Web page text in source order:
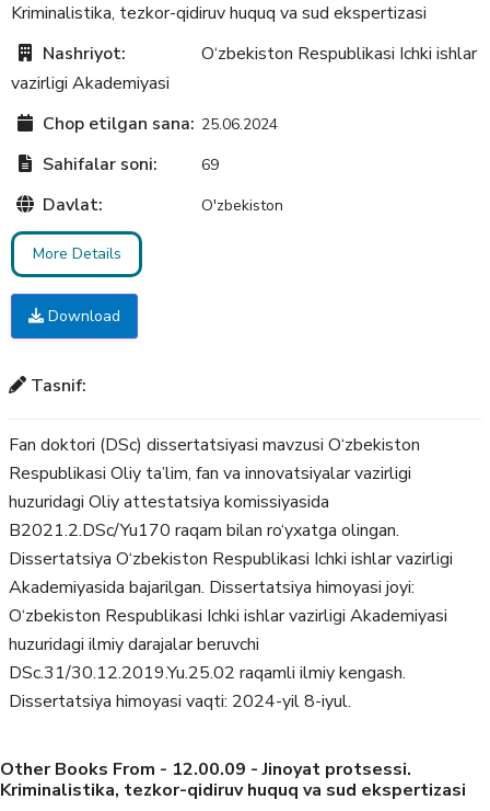
Kriminalistika, tezkor-qidiruv huquq va sud ekspertizasi
Nashriyot:
O‘zbekiston Respublikasi Ichki ishlar
vazirligi Akademiyasi
Chop etilgan sana: 25.06.2024
Sahifalar soni: 69
Davlat: O'zbekiston
More Details
Download
Tasnif:
Fan doktori (DSc) dissertatsiyasi mavzusi O‘zbekiston
Respublikasi Oliy ta’lim, fan va innovatsiyalar vazirligi
huzuridagi Oliy attestatsiya komissiyasida
B2021.2.DSc/Yu170 raqam bilan ro‘yxatga olingan.
Dissertatsiya O‘zbekiston Respublikasi Ichki ishlar vazirligi
Akademiyasida bajarilgan. Dissertatsiya himoyasi joyi:
O‘zbekiston Respublikasi Ichki ishlar vazirligi Akademiyasi
huzuridagi ilmiy darajalar beruvchi
DSc.31/30.12.2019.Yu.25.02 raqamli ilmiy kengash.
Dissertatsiya himoyasi vaqti: 2024-yil 8-iyul.
Other Books From - 12.00.09 - Jinoyat protsessi.
Kriminalistika, tezkor-qidiruv huquq va sud ekspertizasi